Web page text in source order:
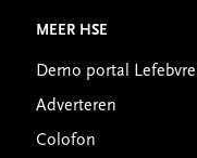
MEER HSE
Demo portal
Adverteren
Colofon